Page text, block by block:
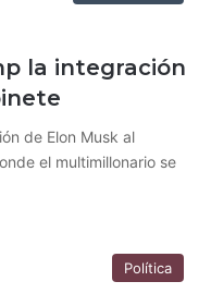
la integración
de Elon Musk al
el multimillonario se
Política